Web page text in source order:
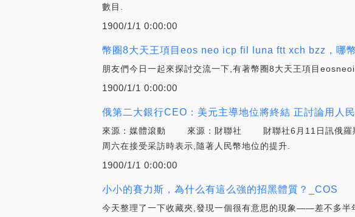
數目.
1900/1/1 0:00:00
幣圈8大天王項目eos neo icp fil luna ftt xch bzz，哪
朋友們今日一起來探討交流一下,有著幣圈8大天王項目
1900/1/1 0:00:00
俄第二大銀行CEO：美元主導地位將終結 正討論用人
來源：媒體滾動 來源：財聯社 財聯社6月11日訊俄羅斯國
周六在接受采訪時表示,隨著人民幣地位的提升.
1900/1/1 0:00:00
小小的賽力斯，為什么有這么強的招黑體質？_COS
今天整理了一下收藏夾,發現一個很有意思的現象——差不多半